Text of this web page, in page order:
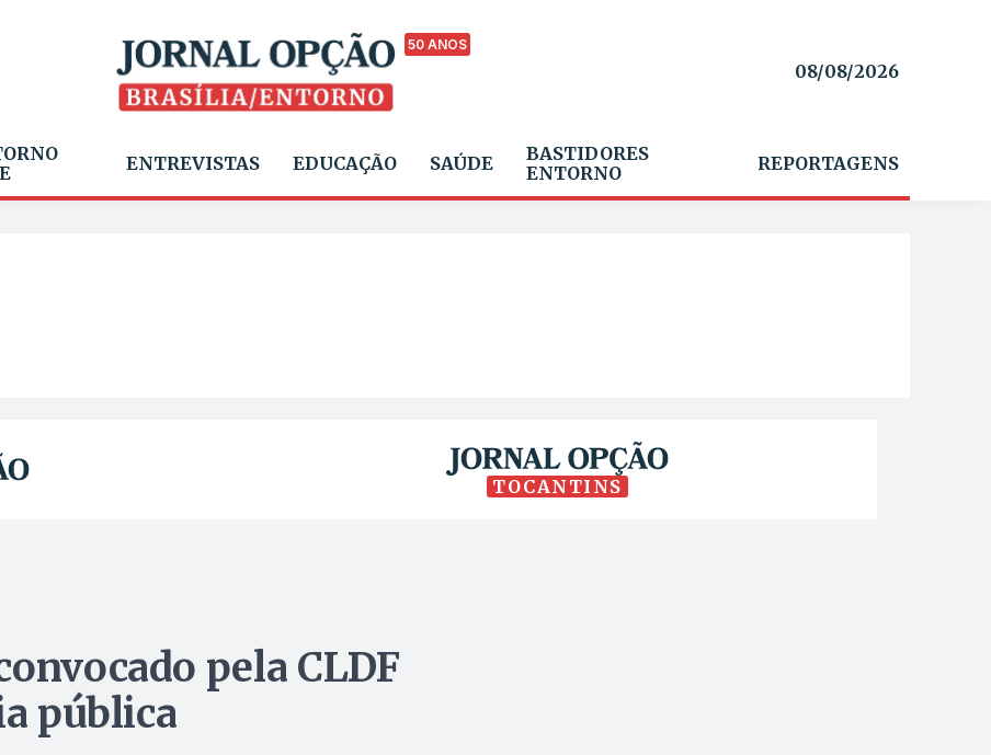
50 ANOS
08/08/2026
ENTREVISTAS EDUCAÇÃO SAÚDE
BASTIDORES
ENTORNO
REPORTAGENS
TOCANTINS
pela CLDF
pública